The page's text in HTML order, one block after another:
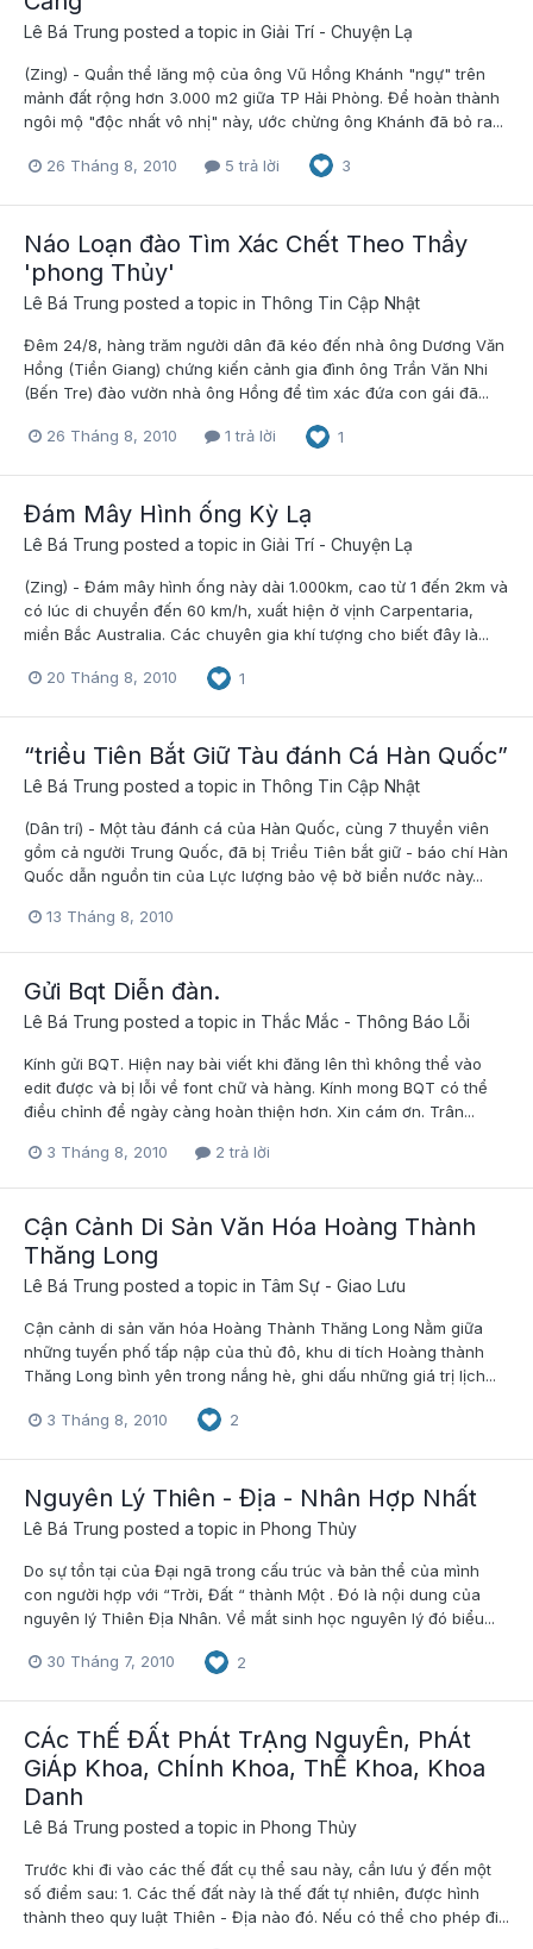
Lê Bá Trung posted a topic in Giải Trí - Chuyện Lạ
(Zing) - Quần thể lăng mộ của ông Vũ Hồng Khánh "ngự" trên
mảnh đất rộng hơn 3.000 m2 giữa TP Hải Phòng. Để hoàn thành
ngôi mộ "độc nhất vô nhị" này, ước chừng ông Khánh đã bỏ ra...
26 Tháng 8, 2010 5 trả lời 3
Náo Loạn đào Tìm Xác Chết Theo Thầy
'phong Thủy'
Lê Bá Trung posted a topic in Thông Tin Cập Nhật
Đêm 24/8, hàng trăm người dân đã kéo đến nhà ông Dương Văn
Hồng (Tiền Giang) chứng kiến cảnh gia đình ông Trần Văn Nhi
(Bến Tre) đào vườn nhà ông Hồng để tìm xác đứa con gái đã...
26 Tháng 8, 2010 1 trả lời 1
Đám Mây Hình ống Kỳ Lạ
Lê Bá Trung posted a topic in Giải Trí - Chuyện Lạ
(Zing) - Đám mây hình ống này dài 1.000km, cao từ 1 đến 2km và
có lúc di chuyển đến 60 km/h, xuất hiện ở vịnh Carpentaria,
miền Bắc Australia. Các chuyên gia khí tượng cho biết đây là...
20 Tháng 8, 2010 1
“triều Tiên Bắt Giữ Tàu đánh Cá Hàn Quốc”
Lê Bá Trung posted a topic in Thông Tin Cập Nhật
(Dân trí) - Một tàu đánh cá của Hàn Quốc, cùng 7 thuyền viên
gồm cả người Trung Quốc, đã bị Triều Tiên bắt giữ - báo chí Hàn
Quốc dẫn nguồn tin của Lực lượng bảo vệ bờ biển nước này...
13 Tháng 8, 2010
Gửi Bqt Diễn đàn.
Lê Bá Trung posted a topic in Thắc Mắc - Thông Báo Lỗi
Kính gửi BQT. Hiện nay bài viết khi đăng lên thì không thể vào
edit được và bị lỗi về font chữ và hàng. Kính mong BQT có thể
điều chỉnh để ngày càng hoàn thiện hơn. Xin cám ơn. Trân...
3 Tháng 8, 2010 2 trả lời
Cận Cảnh Di Sản Văn Hóa Hoàng Thành
Thăng Long
Lê Bá Trung posted a topic in Tâm Sự - Giao Lưu
Cận cảnh di sản văn hóa Hoàng Thành Thăng Long Nằm giữa
những tuyến phố tấp nập của thủ đô, khu di tích Hoàng thành
Thăng Long bình yên trong nắng hè, ghi dấu những giá trị lịch...
3 Tháng 8, 2010 2
Nguyên Lý Thiên - Địa - Nhân Hợp Nhất
Lê Bá Trung posted a topic in Phong Thủy
Do sự tồn tại của Đại ngã trong cấu trúc và bản thể của mình
con người hợp với “Trời, Đất “ thành Một . Đó là nội dung của
nguyên lý Thiên Địa Nhân. Về mắt sinh học nguyên lý đó biểu...
30 Tháng 7, 2010 2
CÁc ThẾ ĐẤt PhÁt TrẠng NguyÊn, PhÁt
GiÁp Khoa, ChÍnh Khoa, ThẾ Khoa, Khoa
Danh
Lê Bá Trung posted a topic in Phong Thủy
Trước khi đi vào các thế đất cụ thể sau này, cần lưu ý đến một
số điểm sau: 1. Các thế đất này là thế đất tự nhiên, được hình
thành theo quy luật Thiên - Địa nào đó. Nếu có thể cho phép đi...